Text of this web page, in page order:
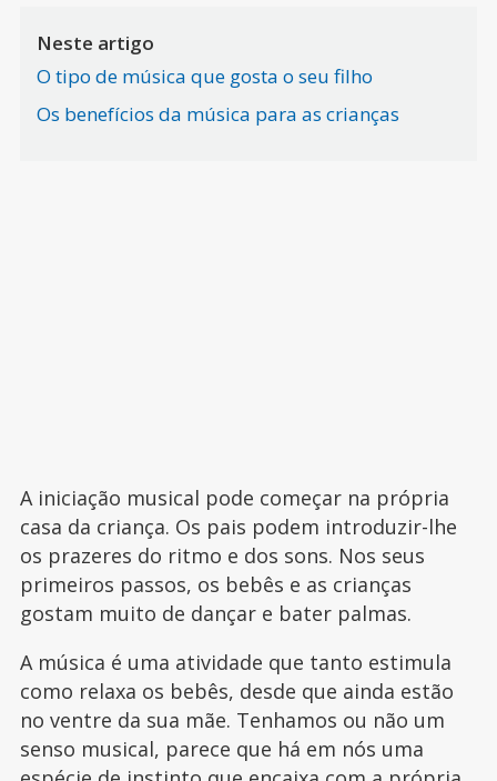
Neste artigo
O tipo de música que gosta o seu filho
Os benefícios da música para as crianças
A iniciação musical pode começar na própria
casa da criança. Os pais podem introduzir-lhe
os prazeres do ritmo e dos sons. Nos seus
primeiros passos, os bebês e as crianças
gostam muito de dançar e bater palmas.
A música é uma atividade que tanto estimula
como relaxa os bebês, desde que ainda estão
no ventre da sua mãe. Tenhamos ou não um
senso musical, parece que há em nós uma